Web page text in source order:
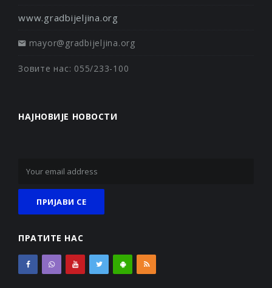
www.gradbijeljina.org
mayor@gradbijeljina.org
Зовите нас: 055/233-100
НАЈНОВИЈЕ НОВОСТИ
ПРАТИТЕ НАС